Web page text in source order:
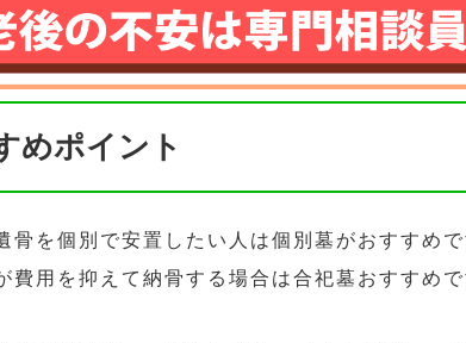
めポイント
骨を個別で安置したい人は個別墓がおすすめ
費用を抑えて納骨する場合は合祀墓おすすめで